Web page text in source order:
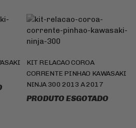
KIT RELACAO COROA
CORRENTE PINHAO KAWASAKI
NINJA 300 2013 A 2017
PRODUTO ESGOTADO